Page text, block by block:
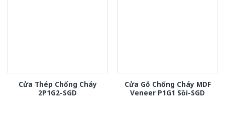
Cửa Thép Chống Cháy
2P1G2-SGD
Cửa Gỗ Chống Cháy MDF
Veneer P1G1 Sồi-SGD